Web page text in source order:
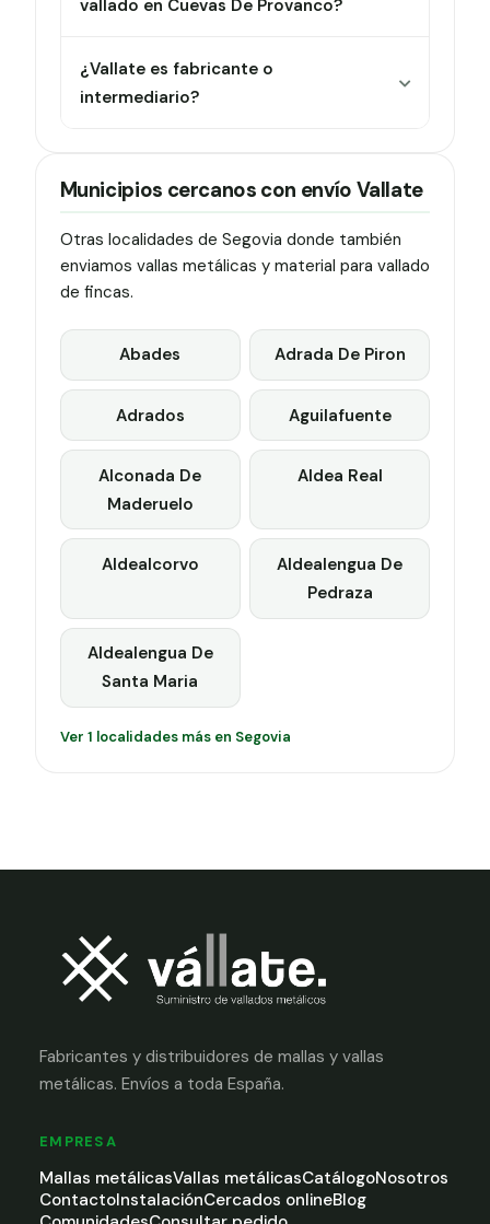
vallado en Cuevas De Provanco?
¿Vallate es fabricante o
intermediario?
Municipios cercanos con envío Vallate
Otras localidades de Segovia donde también
enviamos vallas metálicas y material para vallado
de fincas.
Abades Adrada De Piron
Adrados Aguilafuente
Alconada De
Maderuelo
Aldea Real
Aldealcorvo
Aldealengua De
Pedraza
Aldealengua De
Santa Maria
Ver 1 localidades más en Segovia
Fabricantes y distribuidores de mallas y vallas
metálicas. Envíos a toda España.
EMPRESA
Mallas metálicasVallas metálicasCatálogoNosotros
ContactoInstalaciónCercados onlineBlog